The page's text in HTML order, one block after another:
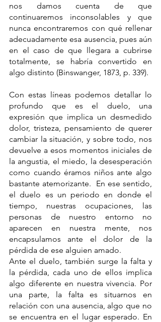
nos damos cuenta de que
continuaremos inconsolables y que
nunca encontraremos con qué rellenar
adecuadamente esa ausencia, pues aún
en el caso de que llegara a cubrirse
totalmente, se habría convertido en
algo distinto (Binswanger, 1873, p. 339).
Con estas líneas podemos detallar lo
profundo que es el duelo, una
expresión que implica un desmedido
dolor, tristeza, pensamiento de querer
cambiar la situación, y sobre todo, nos
devuelve a esos momentos iniciales de
la angustia, el miedo, la desesperación
como cuando éramos niños ante algo
bastante atemorizante.  En ese sentido,
el duelo es un periodo en donde el
tiempo, nuestras ocupaciones, las
personas de nuestro entorno no
aparecen en nuestra mente, nos
encapsulamos ante el dolor de la
pérdida de ese alguien amado.
Ante el duelo, también surge la falta y
la pérdida, cada uno de ellos implica
algo diferente en nuestra vivencia. Por
una parte, la falta es situarnos en
relación con una ausencia, algo que no
se encuentra en el lugar esperado. En